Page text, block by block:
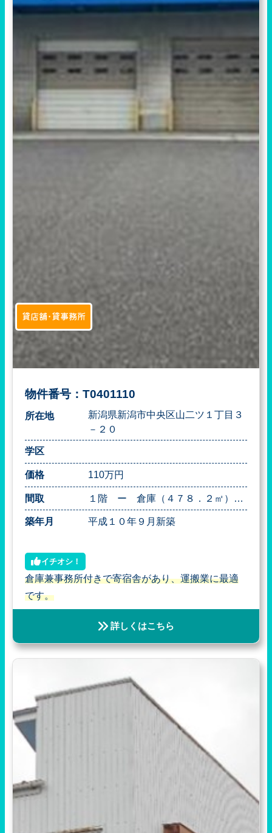
貸店舗･貸事務所
物件番号：T0401110
所在地
新潟県新潟市中央区山二ツ１丁目３
－２０
学区
価格 110万円
間取 １階 ー 倉庫（４７８．２㎡）２階 ー 事務所（２７０．７７㎡） 寄宿舎（２４１．０３㎡）他 ー 物置 （１２．７６㎡）
築年月 平成１０年９月新築
イチオシ！
倉庫兼事務所付きで寄宿舎があり、運搬業に最適
です。
詳しくはこちら